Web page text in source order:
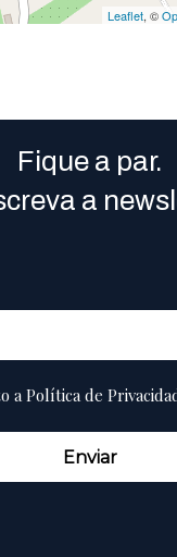
Leaflet, ©
Fique a par.
a
aPolítica de
Enviar